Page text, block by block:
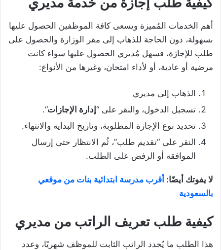
أهم الخدمات المُميزة ويسعى كافة الموظفين الحصول عليها
بسهولة، دون الحاجة للذهاب إلى مقر الوزارة والحصول على
طلب للإجازة، فسهل مُديري الحصول عليها سواء كانت
مرضية أو عادية، أو لأداء امتحان، وغيرها من الأنواع:
الذهاب إلى مديري
تسجيل الدخول، والنقر على “إدارة الإجازات“.
تحديد نوع الإجازة المطلوبة، وتاريخ البداية والانتهاء.
النقر على “تقديم طلب”، ثُم الانتظار حتى إرسال
الموافقة أو الرفض على الطلب.
لا يفوتك أيضًا: أقرب مدرسة ابتدائية بنات من موقعي
بالسعودية
كيفية طلب تعريف الراتب من مديري
هذا الطلب ما يُحدد الراتب الثابت للموظف شهريًا، وعدد